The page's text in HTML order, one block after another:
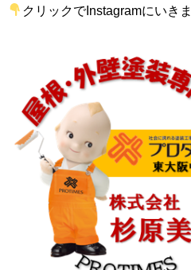
クリックでInstagramにいき